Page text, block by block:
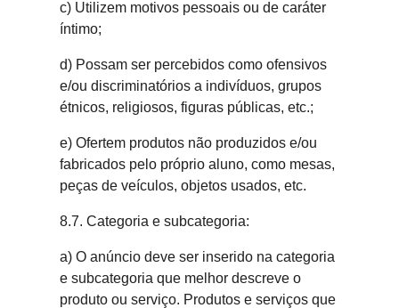
c) Utilizem motivos pessoais ou de caráter
íntimo;
d) Possam ser percebidos como ofensivos
e/ou discriminatórios a indivíduos, grupos
étnicos, religiosos, figuras públicas, etc.;
e) Ofertem produtos não produzidos e/ou
fabricados pelo próprio aluno, como mesas,
peças de veículos, objetos usados, etc.
8.7. Categoria e subcategoria:
a) O anúncio deve ser inserido na categoria
e subcategoria que melhor descreve o
produto ou serviço. Produtos e serviços que